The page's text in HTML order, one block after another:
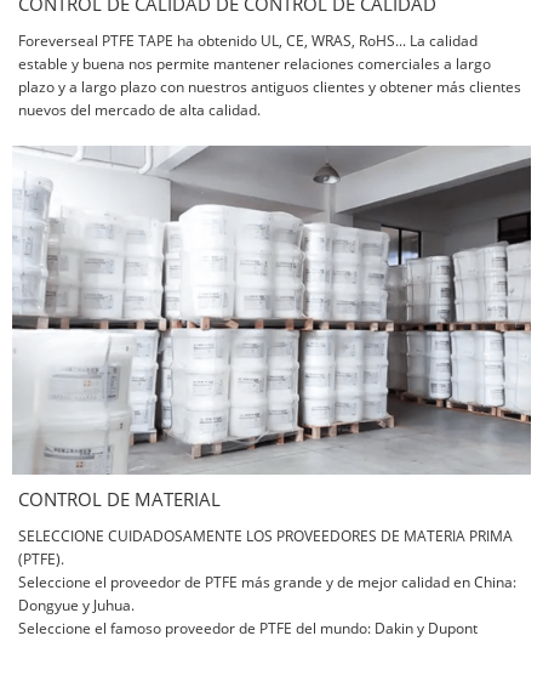
Foreverseal PTFE TAPE ha obtenido UL, CE, WRAS, RoHS... La calidad
estable y buena nos permite mantener relaciones comerciales a largo
plazo y a largo plazo con nuestros antiguos clientes y obtener más clientes
nuevos del mercado de alta calidad.
CONTROL DE MATERIAL
SELECCIONE CUIDADOSAMENTE LOS PROVEEDORES DE MATERIA PRIMA
(PTFE).
Seleccione el proveedor de PTFE más grande y de mejor calidad en China:
Dongyue y Juhua.
Seleccione el famoso proveedor de PTFE del mundo: Dakin y Dupont